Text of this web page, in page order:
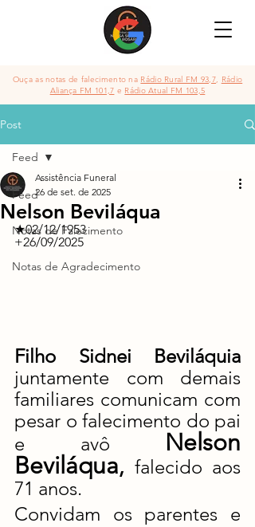
Ouça as notas de falecimento na Rádio Rural FM 93,7, Rádio
Aliança FM 101,7 e Rádio Atual FM 103,5
Post
Feed
Notas de Falecimento
Notas de Agradecimento
Feed
Nelson Beviláqua
Assistência Funeral
26 de set. de 2025
★02/12/1953
+26/09/2025
Filho Sidnei Beviláquia
juntamente com demais
familiares comunicam com
pesar o falecimento do pai
e avô
Nelson
Beviláqua, falecido aos
71 anos.
Convidam os parentes e